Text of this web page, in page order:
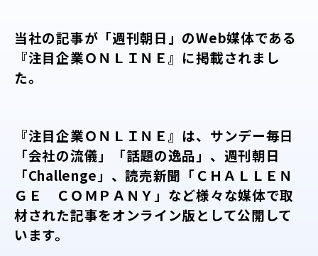
当社の記事が「週刊朝日」のWeb媒体である
『注目企業ＯＮＬＩＮＥ』に掲載されまし
た。
『注目企業ＯＮＬＩＮＥ』は、サンデー毎日
「会社の流儀」「話題の逸品」、週刊朝日
「Challenge」、読売新聞「ＣＨＡＬＬＥＮ
ＧＥ ＣＯＭＰＡＮＹ」など様々な媒体で取
材された記事をオンライン版として公開して
います。